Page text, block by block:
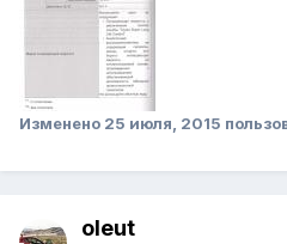
Изменено 25 июля, 2015
oleut